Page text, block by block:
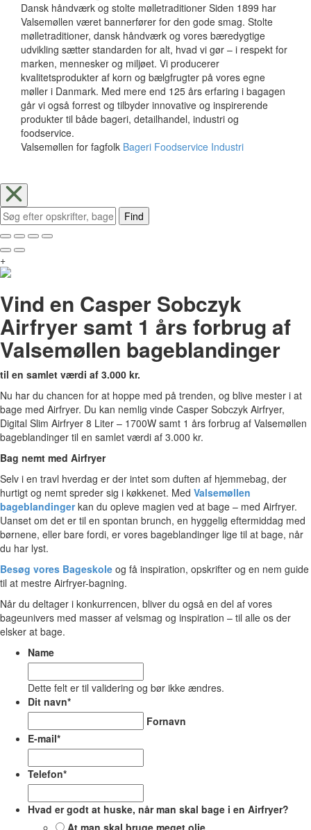
Dansk håndværk og stolte mølletraditioner Siden 1899 har
Valsemøllen været bannerfører for den gode smag. Stolte
mølletraditioner, dansk håndværk og vores bæredygtige
udvikling sætter standarden for alt, hvad vi gør – i respekt for
marken, mennesker og miljøet. Vi producerer
kvalitetsprodukter af korn og bælgfrugter på vores egne
møller i Danmark. Med mere end 125 års erfaring i bagagen
går vi også forrest og tilbyder innovative og inspirerende
produkter til både bageri, detailhandel, industri og
foodservice.
Valsemøllen for fagfolk Bageri Foodservice Industri
Find
+
Vind en Casper Sobczyk
Airfryer samt 1 års forbrug af
Valsemøllen bageblandinger
til en samlet værdi af 3.000 kr.
Nu har du chancen for at hoppe med på trenden, og blive mester i at
bage med Airfryer. Du kan nemlig vinde Casper Sobczyk Airfryer,
Digital Slim Airfryer 8 Liter – 1700W samt 1 års forbrug af Valsemøllen
bageblandinger til en samlet værdi af 3.000 kr.
Bag nemt med Airfryer
Selv i en travl hverdag er der intet som duften af hjemmebag, der
hurtigt og nemt spreder sig i køkkenet. Med Valsemøllen
bageblandingerkan du opleve magien ved at bage – med Airfryer.
Uanset om det er til en spontan brunch, en hyggelig eftermiddag med
børnene, eller bare fordi, er vores bageblandinger lige til at bage, når
du har lyst.
Besøg vores Bageskole og få inspiration, opskrifter og en nem guide
til at mestre Airfryer-bagning.
Når du deltager i konkurrencen, bliver du også en del af vores
bageunivers med masser af velsmag og inspiration – til alle os der
elsker at bage.
Name
Dette felt er til validering og bør ikke ændres.
Dit navn*
Fornavn
E-mail*
Telefon*
Hvad er godt at huske, når man skal bage i en Airfryer?